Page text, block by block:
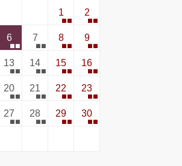
1 2
6 7 8 9
13 14 15 16
20 21 22 23
27 28 29 30